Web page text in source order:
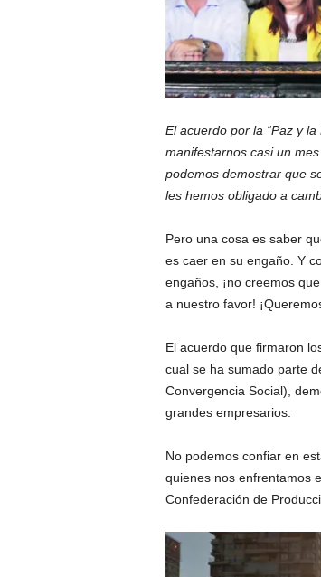
El acuerdo por la “Paz y
manifestarnos casi un
podemos demostrar que
les hemos obligado a
Pero una cosa es saber
es caer en su engaño. Y
engaños, ¡no creemos
a nuestro favor!
El acuerdo que firmaron
cual se ha sumado parte
Convergencia Social),
grandes empresarios.
No podemos confiar en
quienes nos enfrentamos
Confederación de